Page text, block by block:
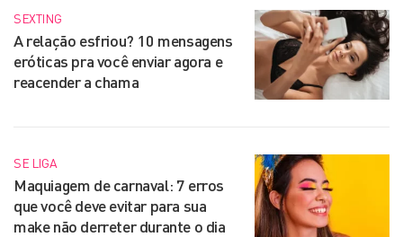
SEXTING
A relação esfriou? 10 mensagens
eróticas pra você enviar agora e
reacender a chama
SE LIGA
Maquiagem de carnaval: 7 erros
que você deve evitar para sua
make não derreter durante o dia